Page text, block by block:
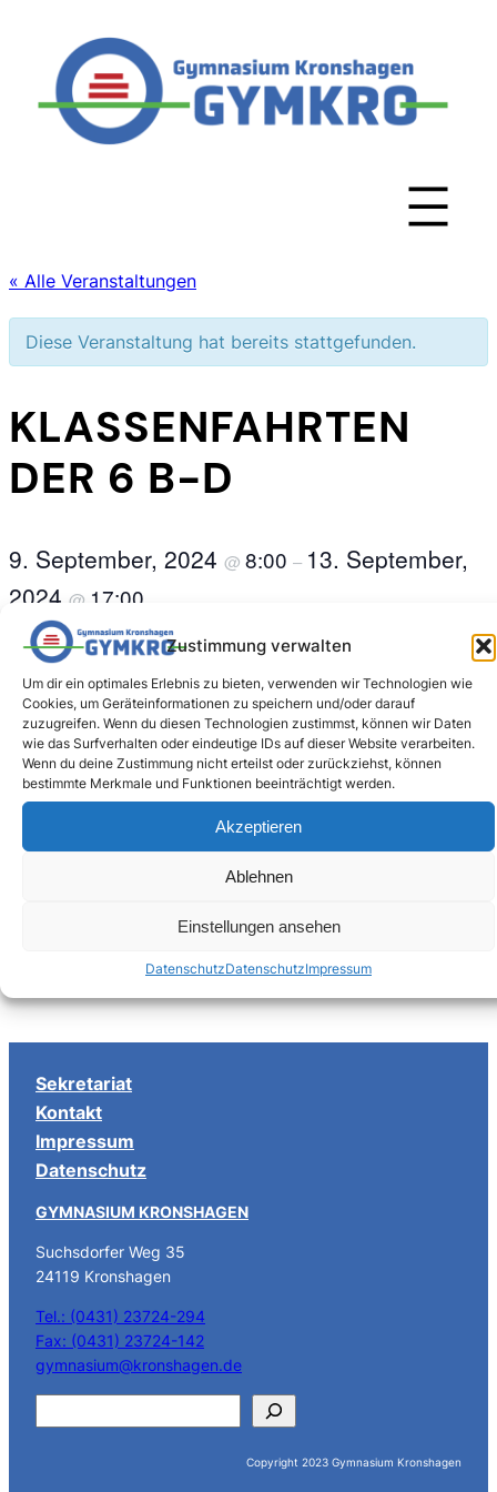
Zustimmung verwalten
Um dir ein optimales Erlebnis zu bieten, verwenden wir Technologien wie
Cookies, um Geräteinformationen zu speichern und/oder darauf
zuzugreifen. Wenn du diesen Technologien zustimmst, können wir Daten
wie das Surfverhalten oder eindeutige IDs auf dieser Website verarbeiten.
Wenn du deine Zustimmung nicht erteilst oder zurückziehst, können
bestimmte Merkmale und Funktionen beeinträchtigt werden.
Akzeptieren
Ablehnen
Einstellungen ansehen
DatenschutzDatenschutzImpressum
« Alle Veranstaltungen
Diese Veranstaltung hat bereits stattgefunden.
KLASSENFAHRTEN
DER 6 B-D
9. September, 2024 @ 8:00 – 13. September,
2024 @ 17:00
9.9.-13.9.2024 Klassen 6b, c und d sind unterwegs
Zum Kalender hinzufügen
VERANSTALTUNG-
NAVIGATION
Fünftklässler:innen
Sarrebourg
Sekretariat
Kontakt
Impressum
Datenschutz
GYMNASIUM KRONSHAGEN
Suchsdorfer Weg 35
24119 Kronshagen
Tel.: (0431) 23724-294
Fax: (0431) 23724-142
gymnasium@kronshagen.de
Copyright 2023 Gymnasium Kronshagen